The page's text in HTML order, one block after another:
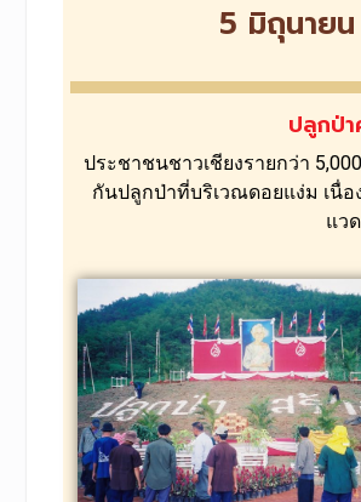
5 มิถุนาย
ปลูกป่
ประชาชนชาวเชียงรายกว่า
กันปลูกป่าที่บริเวณดอยแง่ม เนื่อ
แว